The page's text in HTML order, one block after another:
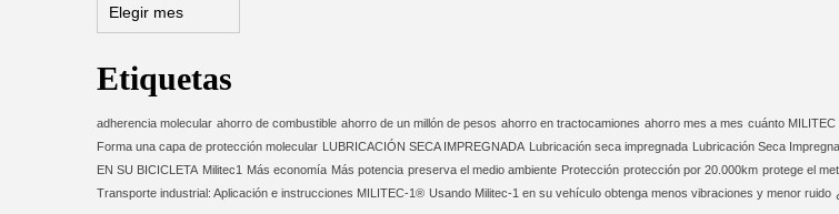
Etiquetas
adherencia molecular ahorro de combustible ahorro de un millón de pesos ahorro en tractocamiones ahorro mes a mes cuánto
Forma una capa de protección molecular LUBRICACIÓN SECA IMPREGNADA Lubricación seca impregnada Lubricación Seca
EN SU BICICLETA Militec1 Más economía Más potencia preserva el medio ambiente Protección protección por 20.000km protege el
Transporte industrial: Aplicación e instrucciones MILITEC-1® Usando Militec-1 en su vehículo obtenga menos vibraciones y menor ruido